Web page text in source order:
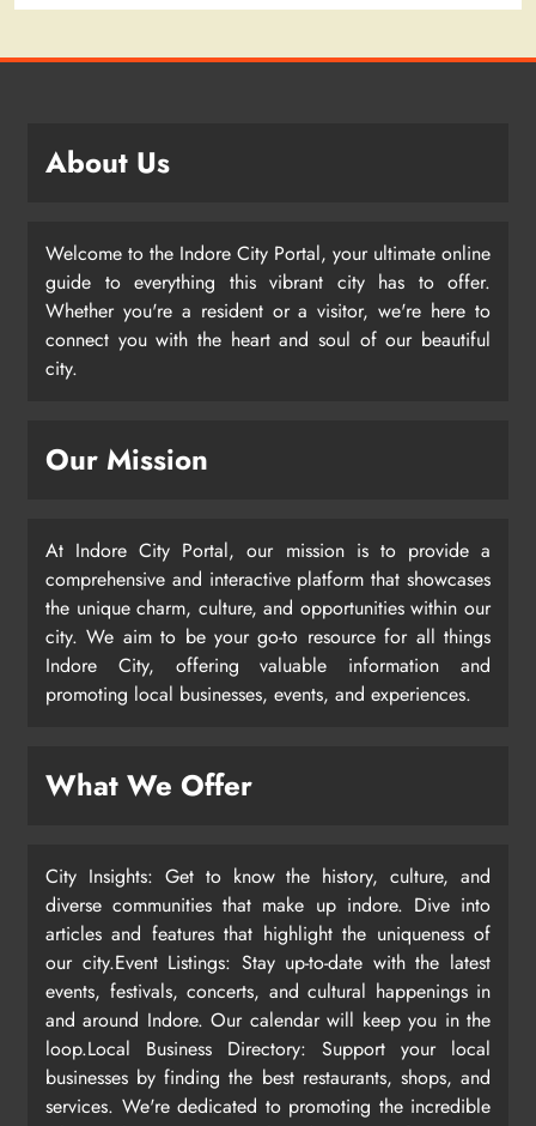
About Us
Welcome to the Indore City Portal, your ultimate online
guide to everything this vibrant city has to offer.
Whether you're a resident or a visitor, we're here to
connect you with the heart and soul of our beautiful
city.
Our Mission
At Indore City Portal, our mission is to provide a
comprehensive and interactive platform that showcases
the unique charm, culture, and opportunities within our
city. We aim to be your go-to resource for all things
Indore City, offering valuable information and
promoting local businesses, events, and experiences.
What We Offer
City Insights: Get to know the history, culture, and
diverse communities that make up indore. Dive into
articles and features that highlight the uniqueness of
our city.Event Listings: Stay up-to-date with the latest
events, festivals, concerts, and cultural happenings in
and around Indore. Our calendar will keep you in the
loop.Local Business Directory: Support your local
businesses by finding the best restaurants, shops, and
services. We're dedicated to promoting the incredible